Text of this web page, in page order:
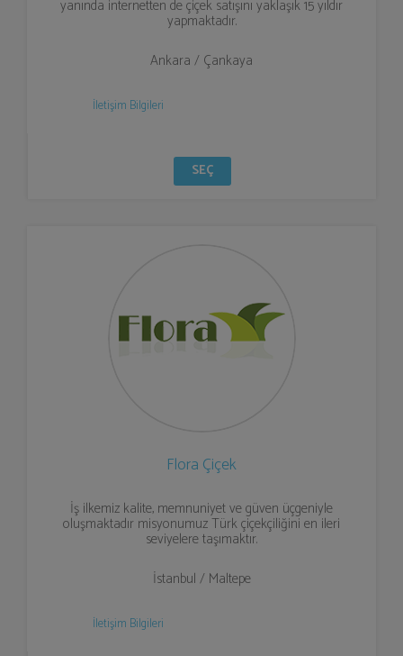
yanında internetten de çiçek satışını yaklaşık 15 yıldır
yapmaktadır.
Ankara / Çankaya
İletişim Bilgileri
SEÇ
Flora Çiçek
İş ilkemiz kalite, memnuniyet ve güven üçgeniyle
oluşmaktadır misyonumuz Türk çiçekçiliğini en ileri
seviyelere taşımaktır.
İstanbul / Maltepe
İletişim Bilgileri